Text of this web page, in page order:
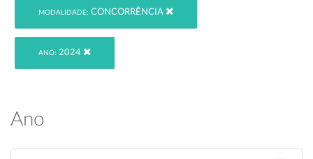
MODALIDADE: CONCORRÊNCIA
ANO: 2024
Ano